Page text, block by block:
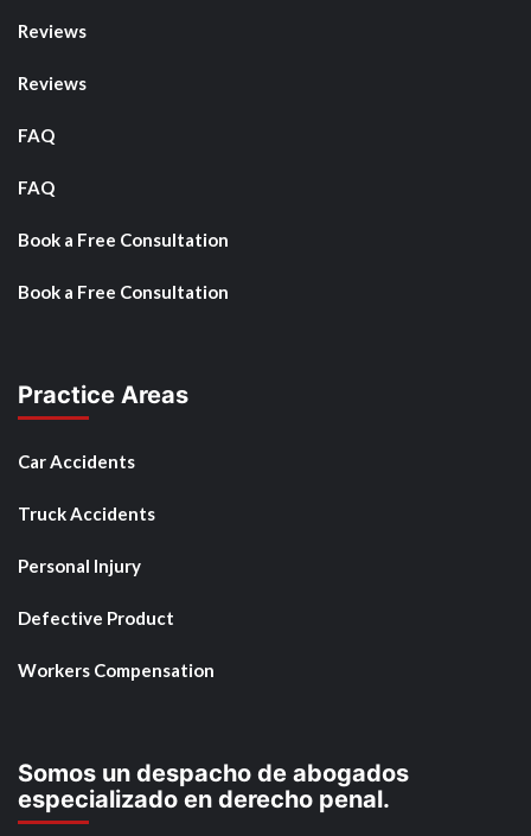
Reviews
Reviews
FAQ
FAQ
Book a Free Consultation
Book a Free Consultation
Practice Areas
Car Accidents
Truck Accidents
Personal Injury
Defective Product
Workers Compensation
Somos un despacho de abogados
especializado en derecho penal.